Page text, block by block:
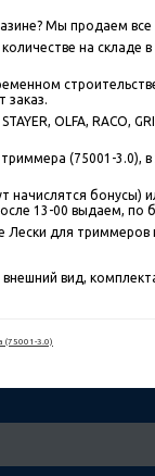
Мы продаем
на складе
заказ.
OLFA, RACO,
(75001-
бонусы)
13-00 выдаем, по
Лески для триммеров
вид,